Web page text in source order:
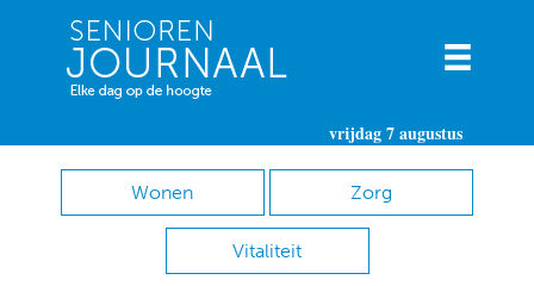
vrijdag 7 augustus
Wonen Zorg
Vitaliteit